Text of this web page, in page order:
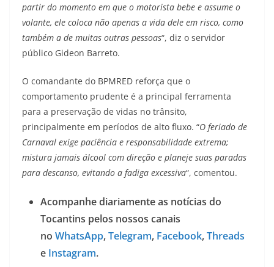
partir do momento em que o motorista bebe e assume o
volante, ele coloca não apenas a vida dele em risco, como
também a de muitas outras pessoas“, diz o servidor
público Gideon Barreto.
O comandante do BPMRED reforça que o
comportamento prudente é a principal ferramenta
para a preservação de vidas no trânsito,
principalmente em períodos de alto fluxo. “O feriado de
Carnaval exige paciência e responsabilidade extrema;
mistura jamais álcool com direção e planeje suas paradas
para descanso, evitando a fadiga excessiva“, comentou.
Acompanhe diariamente as notícias do
Tocantins pelos nossos canais
no WhatsApp,Telegram, Facebook,Threads
e Instagram.